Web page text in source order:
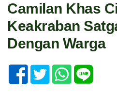
Camilan Khas
Keakraban
Dengan Warga